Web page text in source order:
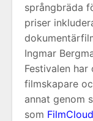
språngbräda
priser
Ingmar
Festivalen
filmskapare
annat genom
som FilmCloud